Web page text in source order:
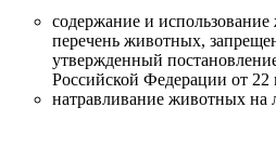
содержание и
перечень животных,
утвержденный
Российской Федерации от
натравливание животных на